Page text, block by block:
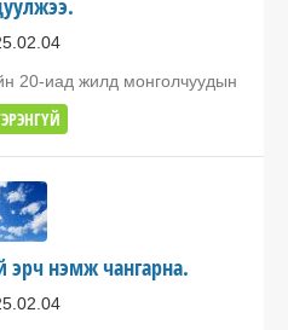
20-иад жилд монголчуудын
нэмж чангарна.